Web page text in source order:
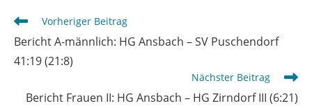
Weitere
Artikel
ansehen
Vorheriger Beitrag
Bericht A-männlich: HG Ansbach – SV Puschendorf
41:19 (21:8)
Nächster Beitrag
Bericht Frauen II: HG Ansbach – HG Zirndorf III (6:21)